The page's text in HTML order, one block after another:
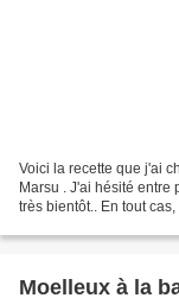
Voici la recette que j'ai
Marsu . J'ai hésité entre
très bientôt.. En tout
Moelleux à la